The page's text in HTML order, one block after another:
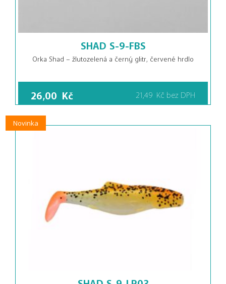
SHAD S-9-FBS
Orka Shad – žlutozelená a černý glitr, červené hrdlo
26,00 Kč 21,49 Kč bez DPH
Novinka
SHAD S-9-LP03